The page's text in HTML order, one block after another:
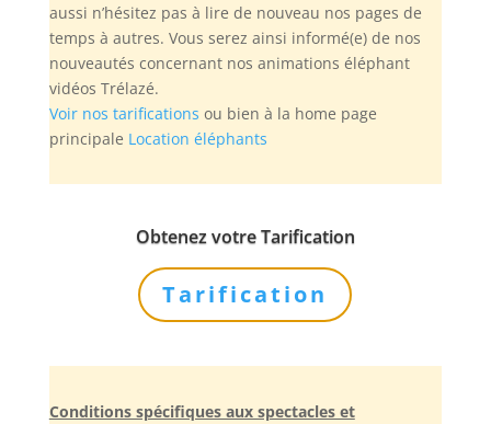
aussi n’hésitez pas à lire de nouveau nos pages de
temps à autres. Vous serez ainsi informé(e) de nos
nouveautés concernant nos animations éléphant
vidéos Trélazé.
Voir nos tarifications ou bien à la home page
principale Location éléphants
Obtenez votre Tarification
Tarification
Conditions spécifiques aux spectacles et